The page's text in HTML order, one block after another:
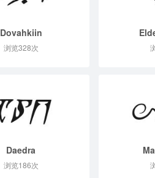
Dovahkiin
浏览328次
Daedra
浏览186次